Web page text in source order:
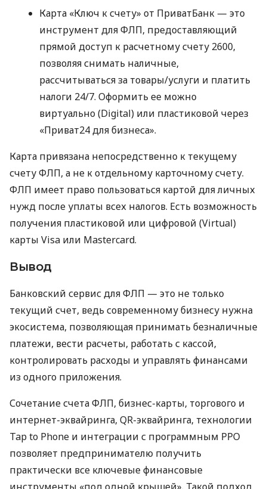
Карта «Ключ к счету» от ПриватБанк — это
инструмент для ФЛП, предоставляющий
прямой доступ к расчетному счету 2600,
позволяя снимать наличные,
рассчитываться за товары/услуги и платить
налоги 24/7. Оформить ее можно
виртуально (Digital) или пластиковой через
«Приват24 для бизнеса».
Карта привязана непосредственно к текущему
счету ФЛП, а не к отдельному карточному счету.
ФЛП имеет право пользоваться картой для личных
нужд после уплаты всех налогов. Есть возможность
получения пластиковой или цифровой (Virtual)
карты Visa или Mastercard.
Вывод
Банковский сервис для ФЛП — это не только
текущий счет, ведь современному бизнесу нужна
экосистема, позволяющая принимать безналичные
платежи, вести расчеты, работать с кассой,
контролировать расходы и управлять финансами
из одного приложения.
Сочетание счета ФЛП, бизнес-карты, торгового и
интернет-эквайринга, QR-эквайринга, технологии
Tap to Phone и интеграции с программным РРО
позволяет предпринимателю получить
практически все ключевые финансовые